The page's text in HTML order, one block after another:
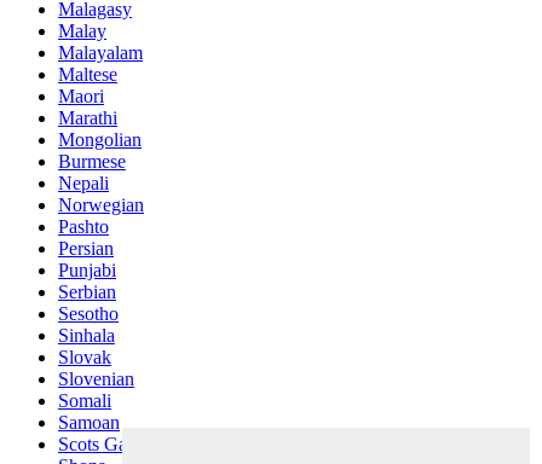
Malagasy
Malay
Malayalam
Maltese
Maori
Marathi
Mongolian
Burmese
Nepali
Norwegian
Pashto
Persian
Punjabi
Serbian
Sesotho
Sinhala
Slovak
Slovenian
Somali
Samoan
Scots Gaelic